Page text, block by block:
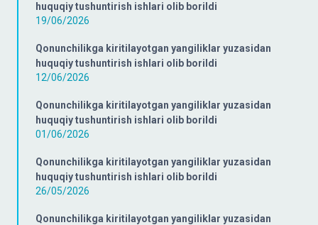
huquqiy tushuntirish ishlari olib borildi
19/06/2026
Qonunchilikga kiritilayotgan yangiliklar yuzasidan
huquqiy tushuntirish ishlari olib borildi
12/06/2026
Qonunchilikga kiritilayotgan yangiliklar yuzasidan
huquqiy tushuntirish ishlari olib borildi
01/06/2026
Qonunchilikga kiritilayotgan yangiliklar yuzasidan
huquqiy tushuntirish ishlari olib borildi
26/05/2026
Qonunchilikga kiritilayotgan yangiliklar yuzasidan